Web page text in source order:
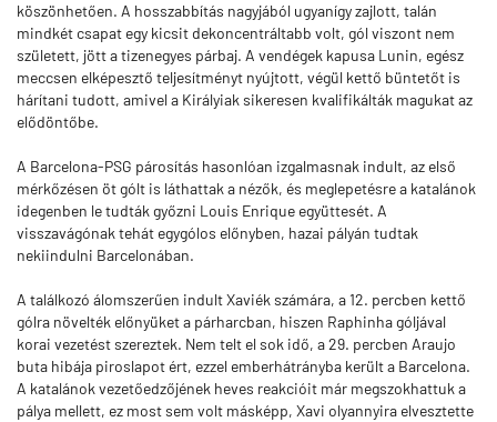
köszönhetően. A hosszabbítás nagyjából ugyanígy zajlott, talán
mindkét csapat egy kicsit dekoncentráltabb volt, gól viszont nem
született, jött a tizenegyes párbaj. A vendégek kapusa Lunin, egész
meccsen elképesztő teljesítményt nyújtott, végül kettő büntetőt is
hárítani tudott, amivel a Királyiak sikeresen kvalifikálták magukat az
elődöntőbe.
A Barcelona-PSG párosítás hasonlóan izgalmasnak indult, az első
mérkőzésen öt gólt is láthattak a nézők, és meglepetésre a katalánok
idegenben le tudták győzni Louis Enrique együttesét. A
visszavágónak tehát egygólos előnyben, hazai pályán tudtak
nekiindulni Barcelonában.
A találkozó álomszerűen indult Xaviék számára, a 12. percben kettő
gólra növelték előnyüket a párharcban, hiszen Raphinha góljával
korai vezetést szereztek. Nem telt el sok idő, a 29. percben Araujo
buta hibája piroslapot ért, ezzel emberhátrányba került a Barcelona.
A katalánok vezetőedzőjének heves reakcióit már megszokhattuk a
pálya mellett, ez most sem volt másképp, Xavi olyannyira elvesztette